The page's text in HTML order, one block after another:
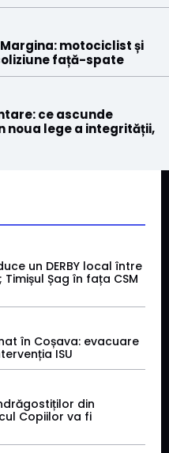
motociclist și
față-spate
ce ascunde
noua lege a integrității,
un DERBY local între
Șag în fața CSM
în Coșava: evacuare
ISU
din
Copiilor va fi